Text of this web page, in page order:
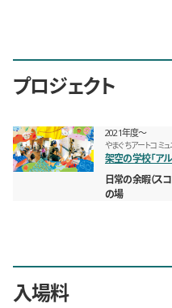
プロジェクト
2021年度〜
やまぐちアートコミ
架空の学校「ア
日常の余暇（ス
の場
入場料